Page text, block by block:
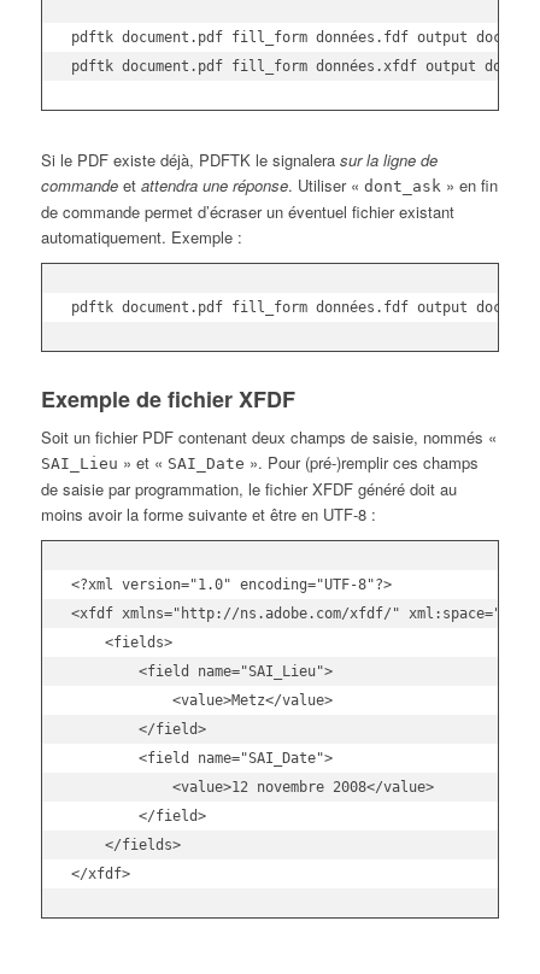
pdftk document.pdf fill_form données.fdf output
pdftk document.pdf fill_form données.xfdf output
Si le PDF existe déjà, PDFTK le signalera sur la ligne de
commandeet attendra une réponse. Utiliser « dont_ask» en fin
de commande permet d’écraser un éventuel fichier existant
automatiquement. Exemple :
pdftk document.pdf fill_form données.fdf output
Exemple de fichier XFDF
Soit un fichier PDF contenant deux champs de saisie, nommés «
SAI_Lieu » et « SAI_Date ». Pour (pré-)remplir ces champs
de saisie par programmation, le fichier XFDF généré doit au
moins avoir la forme suivante et être en UTF-8 :
<?xml version="1.0" encoding="UTF-8"?>
<xfdf xmlns="http://ns.adobe.com/xfdf/" xml:space=
<fields>
<field
name="SAI_Lieu">
<value>Metz</value>
</field>
<field
name="SAI_Date">
<value>12 novembre 2008</value>
</field>
</fields>
</xfdf>